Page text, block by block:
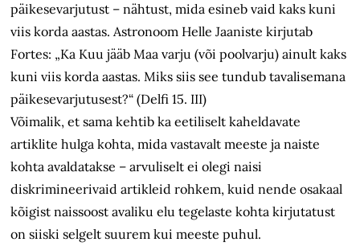
päikesevarjutust – nähtust, mida esineb vaid kaks kuni
viis korda aastas. Astronoom Helle Jaaniste kirjutab
Fortes: „Ka Kuu jääb Maa varju (või poolvarju) ainult kaks
kuni viis korda aastas. Miks siis see tundub tavalisemana
päikesevarjutusest?“ (Delfi 15. III)
Võimalik, et sama kehtib ka eetiliselt kaheldavate
artiklite hulga kohta, mida vastavalt meeste ja naiste
kohta avaldatakse – arvuliselt ei olegi naisi
diskrimineerivaid artikleid rohkem, kuid nende osakaal
kõigist naissoost avaliku elu tegelaste kohta kirjutatust
on siiski selgelt suurem kui meeste puhul.